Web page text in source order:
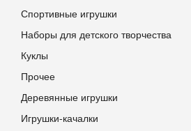
Спортивные игрушки
Наборы для детского творчества
Куклы
Прочее
Деревянные игрушки
Игрушки-качалки